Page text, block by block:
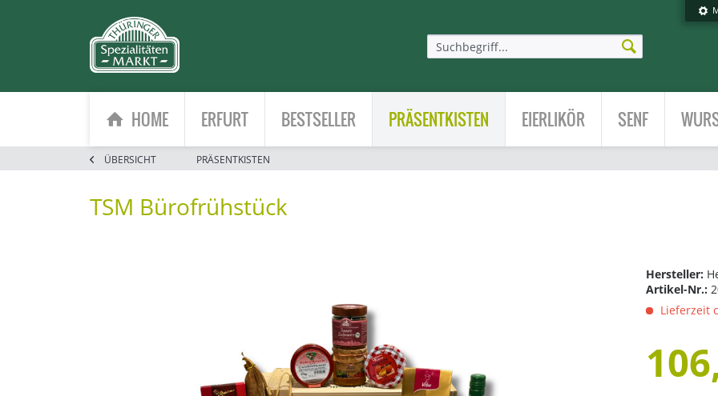
HOME ERFURT BESTSELLER PRÄSENTKISTEN EIERLIKÖR SENF
ÜBERSICHT PRÄSENTKISTEN
TSM Bürofrühstück
Hersteller:
Artikel-Nr.:
Lieferzeit